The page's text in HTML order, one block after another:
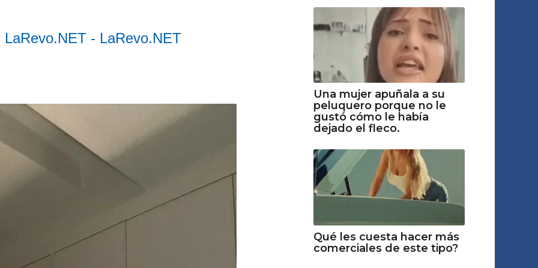
- LaRevo.NET
Una mujer apuñala a su
peluquero porque no le
gustó cómo le había
dejado el fleco.
Qué les cuesta hacer más
comerciales de este tipo?